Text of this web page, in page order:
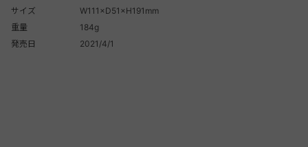
サイズ
W111×D51×H191mm
重量
184g
発売日
2021/4/1